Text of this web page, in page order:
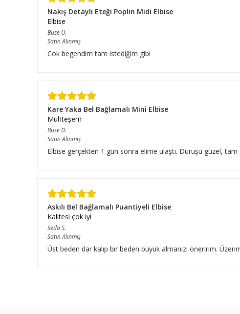
Nakış Detaylı Eteği Poplin Midi Elbise
Elbise
Buse Ü.
Satın Alınmış
Cok begendim tam istediğim gibi
Kare Yaka Bel Bağlamalı Mini Elbise
Muhteşem
BuseD.
Satın Alınmış
Elbise gerçekten 1 gün sonra elime ulaştı. Duruşu güzel,
Askılı Bel Bağlamalı Puantiyeli Elbise
Kalitesi çok iyi
SedaS.
Satın Alınmış
Üst beden dar kalıp bir beden büyük almanızı öneririm.